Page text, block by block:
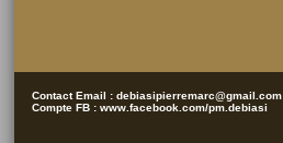
Contact Email : debiasipierremarc@gmail.com
Compte FB : www.facebook.com/pm.debiasi